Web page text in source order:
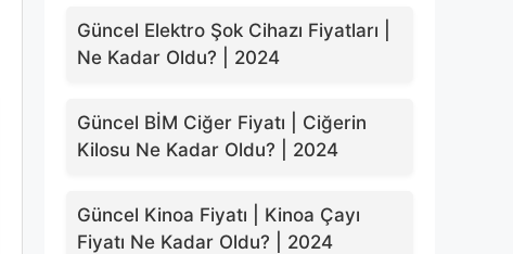
Güncel Elektro Şok Cihazı Fiyatları |
Ne Kadar Oldu? | 2024
Güncel BİM Ciğer Fiyatı | Ciğerin
Kilosu Ne Kadar Oldu? | 2024
Güncel Kinoa Fiyatı | Kinoa Çayı
Fiyatı Ne Kadar Oldu? | 2024